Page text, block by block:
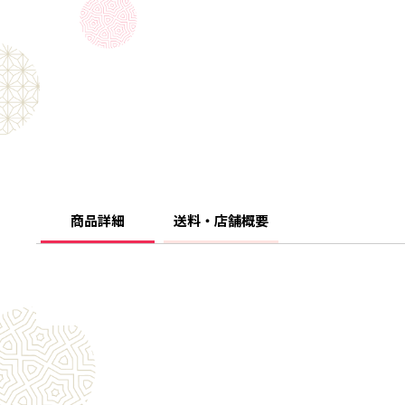
商品詳細 送料・店舗概要